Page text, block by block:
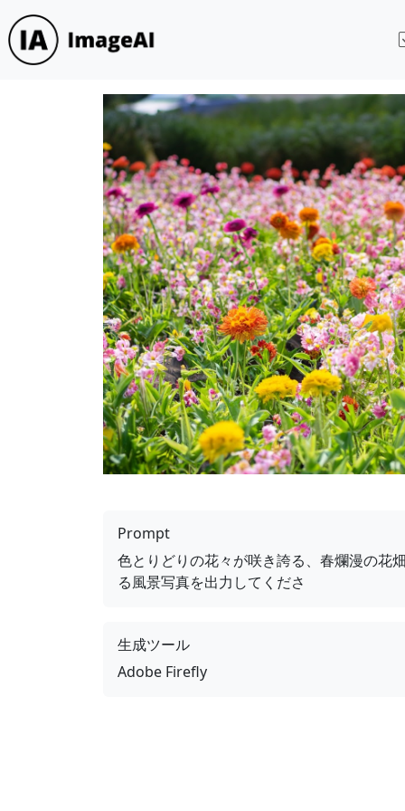
Prompt
色とりどりの花々が咲き誇る、春爛漫の花
る風景写真を出力してくださ
生成ツール
Adobe Firefly